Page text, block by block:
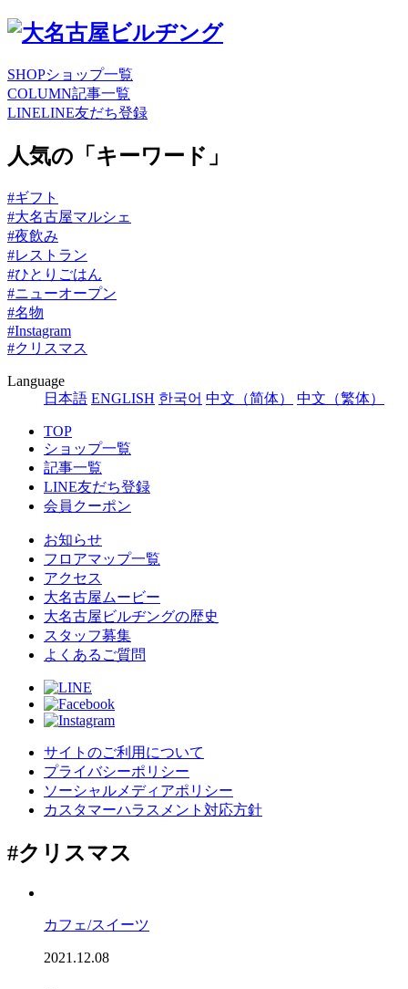
SHOPショップ一覧
COLUMN記事一覧
LINELINE友だち登録
人気の「キーワード」
#ギフト
#大名古屋マルシェ
#夜飲み
#レストラン
#ひとりごはん
#ニューオープン
#名物
#Instagram
#クリスマス
Language
日本語 ENGLISH 한국어 中文（简体） 中文（繁体）
TOP
ショップ一覧
記事一覧
LINE友だち登録
会員クーポン
お知らせ
フロアマップ一覧
アクセス
大名古屋ムービー
大名古屋ビルヂングの歴史
スタッフ募集
よくあるご質問
サイトのご利用について
プライバシーポリシー
ソーシャルメディアポリシー
カスタマーハラスメント対応方針
#クリスマス
カフェ/スイーツ
2021.12.08